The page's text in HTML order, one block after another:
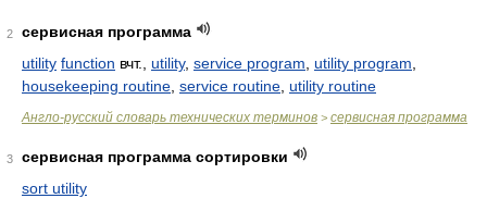
2
сервисная программа
utility function вчт., utility, service program utility program
housekeeping routine service routine utility routine
Англо-русский словарь технических терминов > сервисная программа
3
сервисная программа сортировки
sort utility